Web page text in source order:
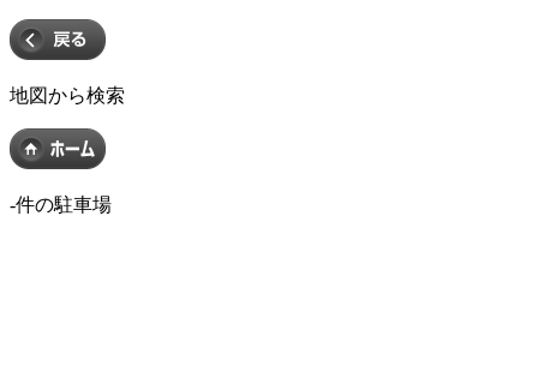
地図から検索
-件の駐車場